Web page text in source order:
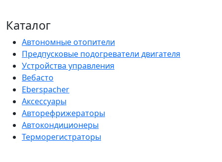
Каталог
Автономные отопители
Предпусковые подогреватели двигателя
Устройства управления
Вебасто
Eberspacher
Аксессуары
Авторефрижераторы
Автокондиционеры
Терморегистраторы